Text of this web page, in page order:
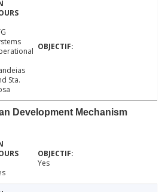
Sta.
Development Mechanism
Yes